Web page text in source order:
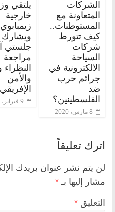
الشركات
المتعاونة مع
المستوطنات..
كيف تتورط
شركات
السياحة
الالكترونية في
جرائم حرب
ضد
الفلسطينين؟
8 مارس، 2020
يلتقي
خارجية
زيمبابوي
جلستي
مراجعة
النظراء
والأمن
الإفريقي
9 فبراير، 2020
اترك تعليقاً
لن يتم نشر عنوان بريدك
مشار إليها بـ *
التعليق *